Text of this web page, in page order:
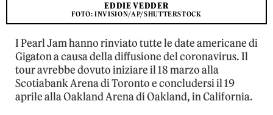
EDDIE VEDDER
FOTO: INVISION/AP/SHUTTERSTOCK
I Pearl Jam hanno rinviato tutte le date americane di
Gigaton a causa della diffusione del coronavirus. Il
tour avrebbe dovuto iniziare il 18 marzo alla
Scotiabank Arena di Toronto e concludersi il 19
aprile alla Oakland Arena di Oakland, in California.